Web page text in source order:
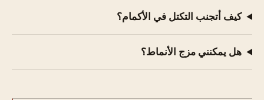
كيف أتجنب التكتل في الأكمام؟
هل يمكنني مزج الأنماط؟